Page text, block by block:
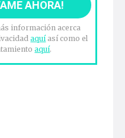
información acerca
aquíasí como el
aquí.